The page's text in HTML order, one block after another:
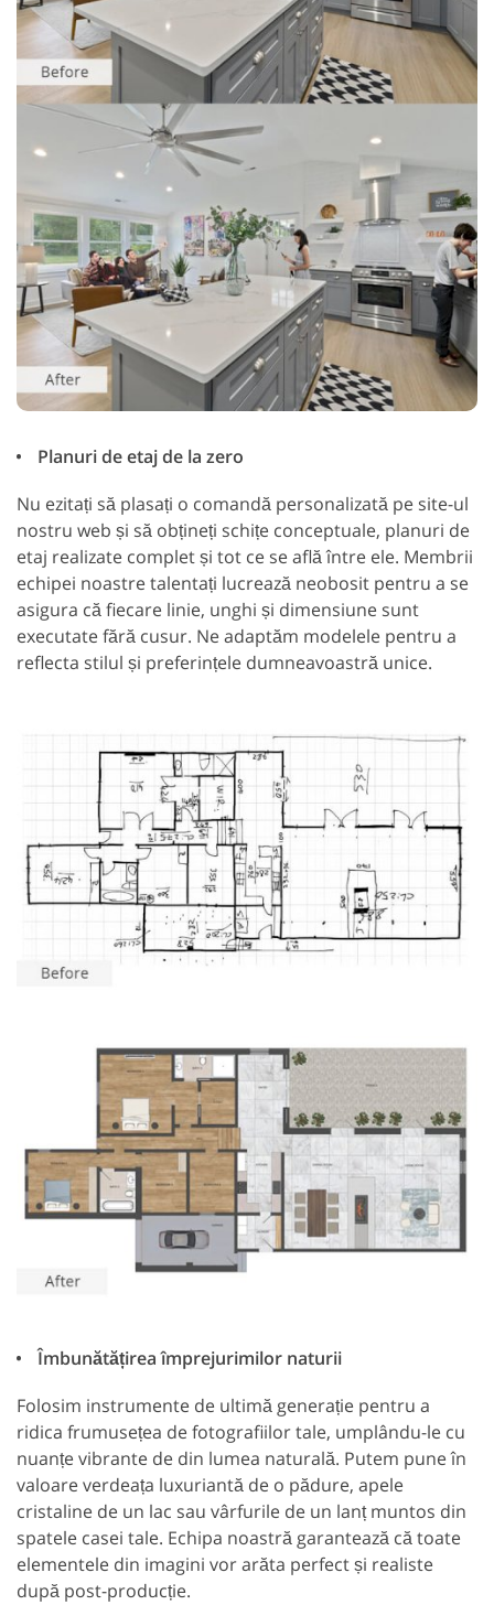
Planuri de etaj de la zero
Nu ezitați să plasați o comandă personalizată pe site-ul
nostru web și să obțineți schițe conceptuale, planuri de
etaj realizate complet și tot ce se află între ele. Membrii
echipei noastre talentați lucrează neobosit pentru a se
asigura că fiecare linie, unghi și dimensiune sunt
executate fără cusur. Ne adaptăm modelele pentru a
reflecta stilul și preferințele dumneavoastră unice.
Îmbunătățirea împrejurimilor naturii
Folosim instrumente de ultimă generație pentru a
ridica frumusețea de fotografiilor tale, umplându-le cu
nuanțe vibrante de din lumea naturală. Putem pune în
valoare verdeața luxuriantă de o pădure, apele
cristaline de un lac sau vârfurile de un lanț muntos din
spatele casei tale. Echipa noastră garantează că toate
elementele din imagini vor arăta perfect și realiste
după post-producție.